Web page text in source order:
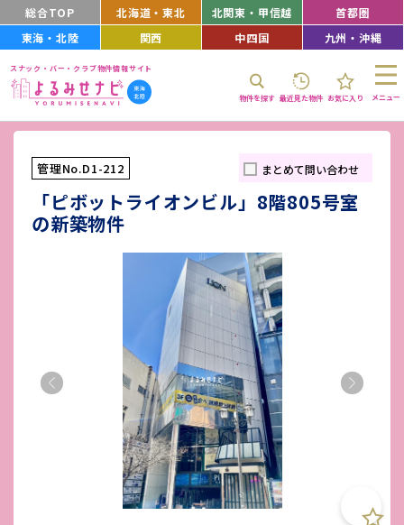
総合TOP 北海道・東北 北関東・甲信越
首都圏
東海・北陸
関西 中四国 九州・沖縄
スナック・バー・クラブ物件情報サイト
物件を探す 最近見た物件 お気に入り メニュー
管理No.D1-212 まとめて問い合わせ
「ピボットライオンビル」8階805号室
の新築物件